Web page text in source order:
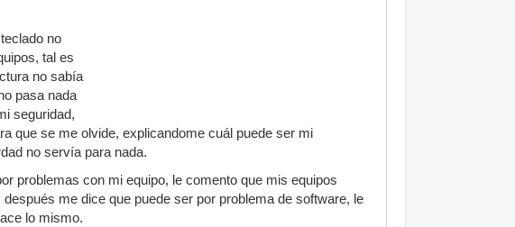
no
tal es
no sabía
pasa nada
seguridad,
que se me olvide, explicandome cuál puede ser mi
no servía para nada.
problemas con mi equipo, le comento que mis equipos
me dice que puede ser por problema de software, le
lo mismo.